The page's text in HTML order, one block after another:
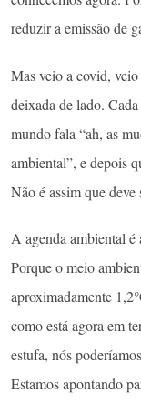
reduzir a emissão de
Mas veio a covid,
deixada de lado.
mundo fala “ah, as
ambiental”, e depois
Não é assim que deve
A agenda ambiental
Porque o meio
aproximadamente
como está agora em
estufa, nós
Estamos apontando